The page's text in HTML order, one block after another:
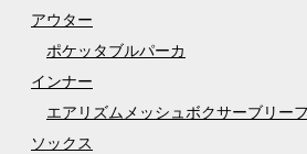
アウター
ポケッタブルパーカ
インナー
エアリズムメッシュボクサーブリー
ソックス